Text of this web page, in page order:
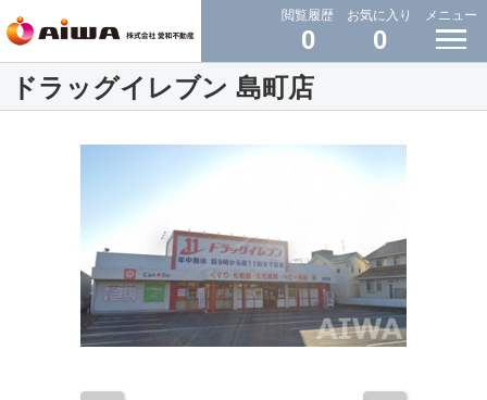
閲覧履歴
0
お気に入り
0
メニュー
ドラッグイレブン 島町店